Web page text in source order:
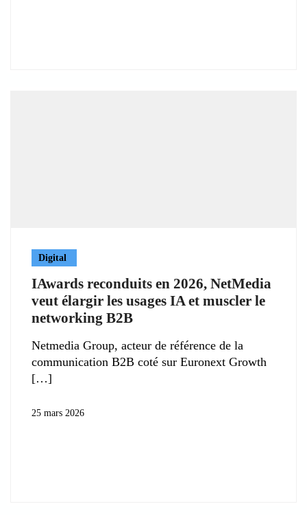
Digital
IAwards reconduits en 2026, NetMedia
veut élargir les usages IA et muscler le
networking B2B
Netmedia Group, acteur de référence de la
communication B2B coté sur Euronext Growth
25 mars 2026